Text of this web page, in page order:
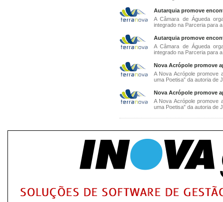
Autarquia promove
A Câmara de Águeda
integrado na Parceria para
Autarquia promove
A Câmara de Águeda
integrado na Parceria para
Nova Acrópole promove
A Nova Acrópole promove
uma Poetisa” da autoria de
Nova Acrópole promove
A Nova Acrópole promove
uma Poetisa” da autoria de